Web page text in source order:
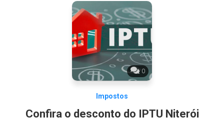
0
Impostos
Confira o desconto do IPTU Niterói